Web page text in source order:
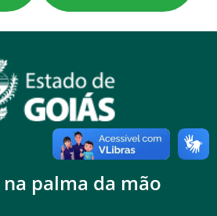
palma da mão